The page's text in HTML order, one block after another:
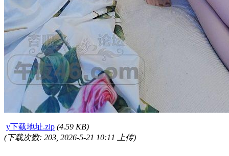
y下载地址.zip (4.59 KB)
(下载次数: 203, 2026-5-21 10:11 上传)